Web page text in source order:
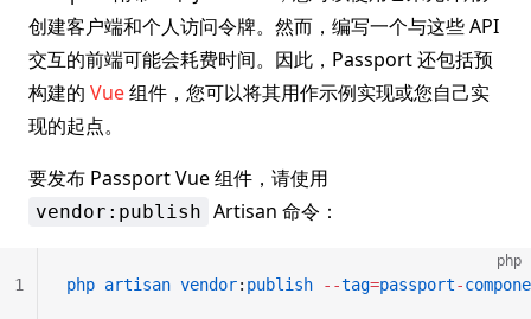
创建客户端和个人访问令牌。然而，编写一个与这些 API
交互的前端可能会耗费时间。因此，Passport 还包括预
构建的 Vue组件，您可以将其用作示例实现或您自己实
现的起点。
要发布 Passport Vue 组件，请使用
vendor:publish Artisan 命令：
php
php artisan vendor: publish --tag=passport-
1